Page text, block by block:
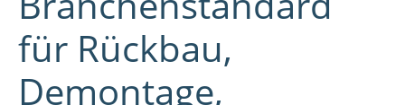
für Rückbau,
Demontage,